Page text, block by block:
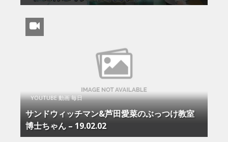
YOUTUBE 動画 毎日
サンドウィッチマン&芦田愛菜のぶっつけ教室
博士ちゃん – 19.02.02